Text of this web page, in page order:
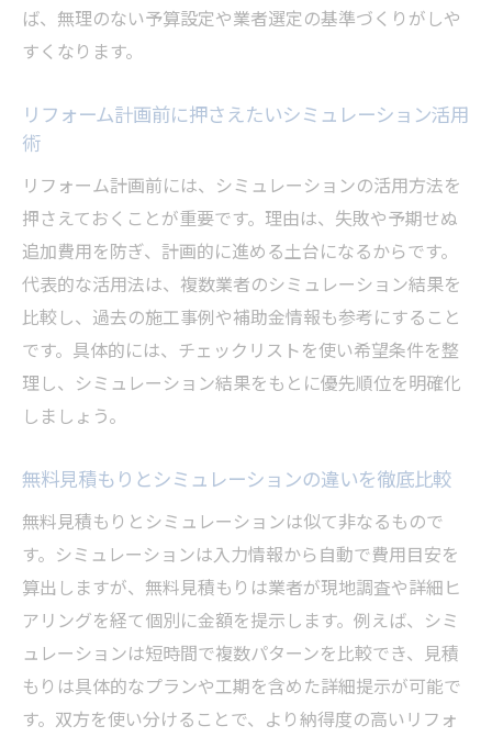
ば、無理のない予算設定や業者選定の基準づくりがしや
すくなります。
リフォーム計画前に押さえたいシミュレーション活用
術
リフォーム計画前には、シミュレーションの活用方法を
押さえておくことが重要です。理由は、失敗や予期せぬ
追加費用を防ぎ、計画的に進める土台になるからです。
代表的な活用法は、複数業者のシミュレーション結果を
比較し、過去の施工事例や補助金情報も参考にすること
です。具体的には、チェックリストを使い希望条件を整
理し、シミュレーション結果をもとに優先順位を明確化
しましょう。
無料見積もりとシミュレーションの違いを徹底比較
無料見積もりとシミュレーションは似て非なるもので
す。シミュレーションは入力情報から自動で費用目安を
算出しますが、無料見積もりは業者が現地調査や詳細ヒ
アリングを経て個別に金額を提示します。例えば、シミ
ュレーションは短時間で複数パターンを比較でき、見積
もりは具体的なプランや工期を含めた詳細提示が可能で
す。双方を使い分けることで、より納得度の高いリフォ